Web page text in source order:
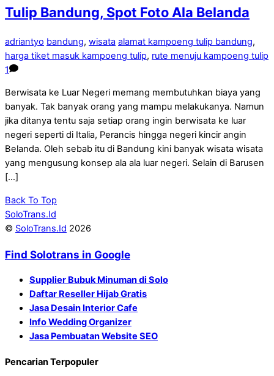
Tulip Bandung, Spot Foto Ala Belanda
adriantyo bandung, wisata alamat kampoeng tulip bandung,
harga tiket masuk kampoeng tulip, rute menuju kampoeng tulip
1
Berwisata ke Luar Negeri memang membutuhkan biaya yang
banyak. Tak banyak orang yang mampu melakukanya. Namun
jika ditanya tentu saja setiap orang ingin berwisata ke luar
negeri seperti di Italia, Perancis hingga negeri kincir angin
Belanda. Oleh sebab itu di Bandung kini banyak wisata wisata
yang mengusung konsep ala ala luar negeri. Selain di Barusen
[…]
Back To Top
SoloTrans.Id
© SoloTrans.Id 2026
Find Solotrans in Google
Supplier Bubuk Minuman di Solo
Daftar Reseller Hijab Gratis
Jasa Desain Interior Cafe
Info Wedding Organizer
Jasa Pembuatan Website SEO
Pencarian Terpopuler